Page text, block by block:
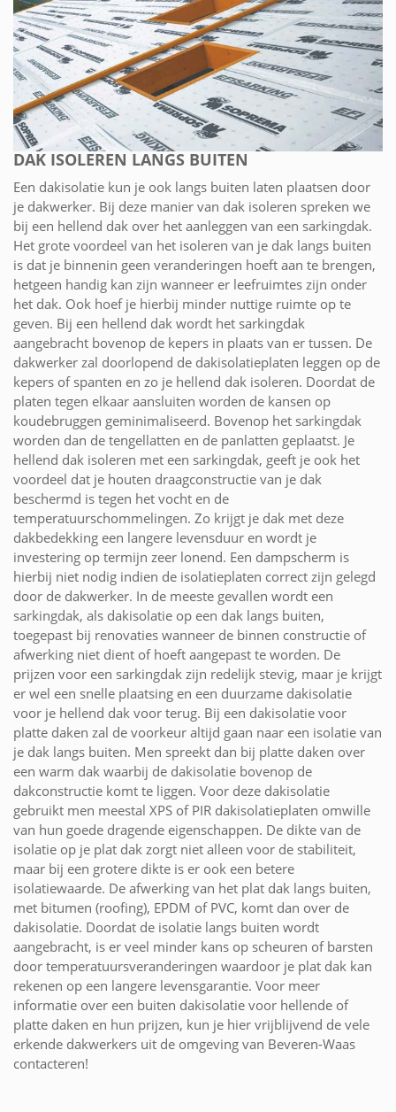
DAK ISOLEREN LANGS BUITEN
Een dakisolatie kun je ook langs buiten laten plaatsen door
je dakwerker. Bij deze manier van dak isoleren spreken we
bij een hellend dak over het aanleggen van een sarkingdak.
Het grote voordeel van het isoleren van je dak langs buiten
is dat je binnenin geen veranderingen hoeft aan te brengen,
hetgeen handig kan zijn wanneer er leefruimtes zijn onder
het dak. Ook hoef je hierbij minder nuttige ruimte op te
geven. Bij een hellend dak wordt het sarkingdak
aangebracht bovenop de kepers in plaats van er tussen. De
dakwerker zal doorlopend de dakisolatieplaten leggen op de
kepers of spanten en zo je hellend dak isoleren. Doordat de
platen tegen elkaar aansluiten worden de kansen op
koudebruggen geminimaliseerd. Bovenop het sarkingdak
worden dan de tengellatten en de panlatten geplaatst. Je
hellend dak isoleren met een sarkingdak, geeft je ook het
voordeel dat je houten draagconstructie van je dak
beschermd is tegen het vocht en de
temperatuurschommelingen. Zo krijgt je dak met deze
dakbedekking een langere levensduur en wordt je
investering op termijn zeer lonend. Een dampscherm is
hierbij niet nodig indien de isolatieplaten correct zijn gelegd
door de dakwerker. In de meeste gevallen wordt een
sarkingdak, als dakisolatie op een dak langs buiten,
toegepast bij renovaties wanneer de binnen constructie of
afwerking niet dient of hoeft aangepast te worden. De
prijzen voor een sarkingdak zijn redelijk stevig, maar je krijgt
er wel een snelle plaatsing en een duurzame dakisolatie
voor je hellend dak voor terug. Bij een dakisolatie voor
platte daken zal de voorkeur altijd gaan naar een isolatie van
je dak langs buiten. Men spreekt dan bij platte daken over
een warm dak waarbij de dakisolatie bovenop de
dakconstructie komt te liggen. Voor deze dakisolatie
gebruikt men meestal XPS of PIR dakisolatieplaten omwille
van hun goede dragende eigenschappen. De dikte van de
isolatie op je plat dak zorgt niet alleen voor de stabiliteit,
maar bij een grotere dikte is er ook een betere
isolatiewaarde. De afwerking van het plat dak langs buiten,
met bitumen (roofing), EPDM of PVC, komt dan over de
dakisolatie. Doordat de isolatie langs buiten wordt
aangebracht, is er veel minder kans op scheuren of barsten
door temperatuursveranderingen waardoor je plat dak kan
rekenen op een langere levensgarantie. Voor meer
informatie over een buiten dakisolatie voor hellende of
platte daken en hun prijzen, kun je hier vrijblijvend de vele
erkende dakwerkers uit de omgeving van Beveren-Waas
contacteren!